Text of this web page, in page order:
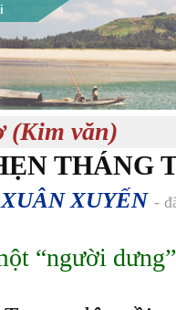
(Kim văn)
THÁNG
XUYẾN -
“người